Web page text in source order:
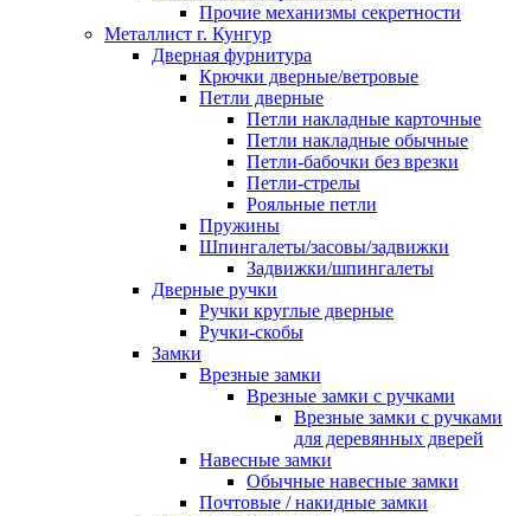
Прочие механизмы секретности
Металлист г. Кунгур
Дверная фурнитура
Крючки дверные/ветровые
Петли дверные
Петли накладные карточные
Петли накладные обычные
Петли-бабочки без врезки
Петли-стрелы
Рояльные петли
Пружины
Шпингалеты/засовы/задвижки
Задвижки/шпингалеты
Дверные ручки
Ручки круглые дверные
Ручки-скобы
Замки
Врезные замки
Врезные замки с ручками
Врезные замки с ручками
для деревянных дверей
Навесные замки
Обычные навесные замки
Почтовые / накидные замки